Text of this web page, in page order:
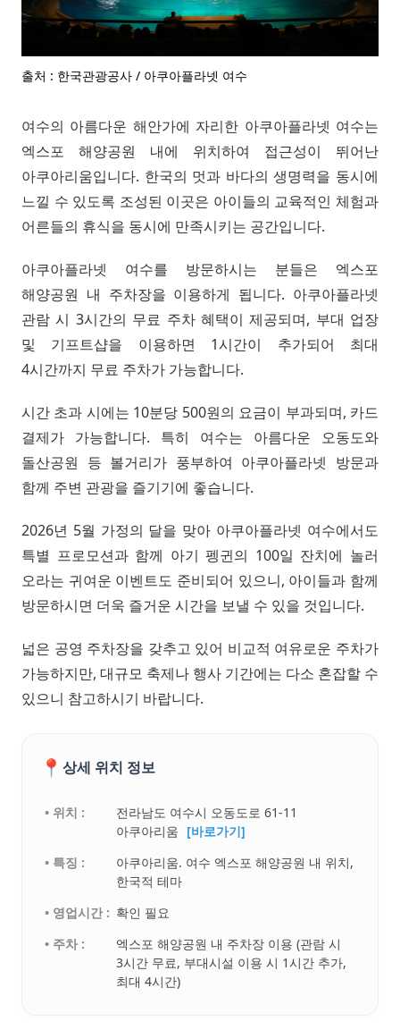
출처 : 한국관광공사 / 아쿠아플라넷 여수
여수의 아름다운 해안가에 자리한 아쿠아플라넷 여수는
엑스포 해양공원 내에 위치하여 접근성이 뛰어난
아쿠아리움입니다. 한국의 멋과 바다의 생명력을 동시에
느낄 수 있도록 조성된 이곳은 아이들의 교육적인 체험과
어른들의 휴식을 동시에 만족시키는 공간입니다.
아쿠아플라넷 여수를 방문하시는 분들은 엑스포
해양공원 내 주차장을 이용하게 됩니다. 아쿠아플라넷
관람 시 3시간의 무료 주차 혜택이 제공되며, 부대 업장
및 기프트샵을 이용하면 1시간이 추가되어 최대
4시간까지 무료 주차가 가능합니다.
시간 초과 시에는 10분당 500원의 요금이 부과되며, 카드
결제가 가능합니다. 특히 여수는 아름다운 오동도와
돌산공원 등 볼거리가 풍부하여 아쿠아플라넷 방문과
함께 주변 관광을 즐기기에 좋습니다.
2026년 5월 가정의 달을 맞아 아쿠아플라넷 여수에서도
특별 프로모션과 함께 아기 펭귄의 100일 잔치에 놀러
오라는 귀여운 이벤트도 준비되어 있으니, 아이들과 함께
방문하시면 더욱 즐거운 시간을 보낼 수 있을 것입니다.
넓은 공영 주차장을 갖추고 있어 비교적 여유로운 주차가
가능하지만, 대규모 축제나 행사 기간에는 다소 혼잡할 수
있으니 참고하시기 바랍니다.
📍 상세 위치 정보
• 위치 :
전라남도 여수시 오동도로 61-11
아쿠아리움 [바로가기]
• 특징 :
아쿠아리움. 여수 엑스포 해양공원 내 위치,
한국적 테마
• 영업시간 : 확인 필요
• 주차 :
엑스포 해양공원 내 주차장 이용 (관람 시
3시간 무료, 부대시설 이용 시 1시간 추가,
최대 4시간)